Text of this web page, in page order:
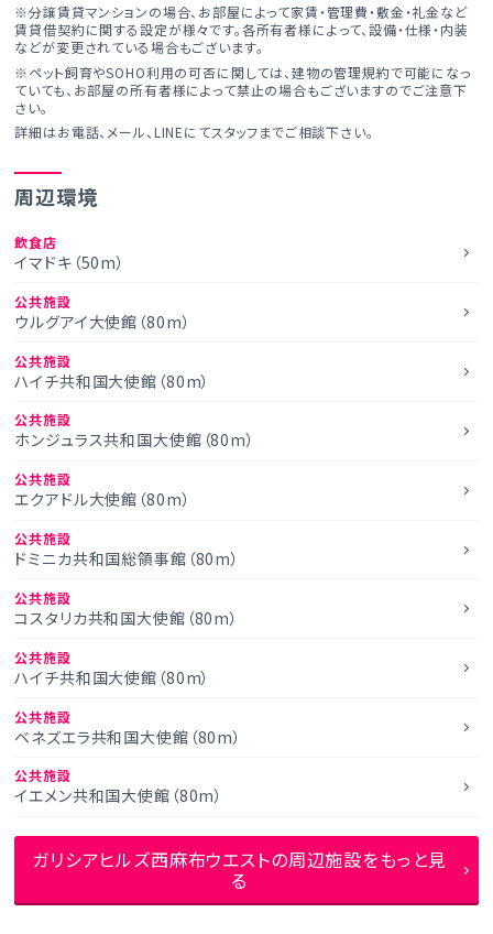
※分譲賃貸マンションの場合、お部屋によって家賃・管理費・敷金・礼金など
賃貸借契約に関する設定が様々です。各所有者様によって、設備・仕様・内装
などが変更されている場合もございます。
※ペット飼育やSOHO利用の可否に関しては、建物の管理規約で可能になっ
ていても、お部屋の所有者様によって禁止の場合もございますのでご注意下
さい。
詳細はお電話、メール、LINEにてスタッフまでご相談下さい。
周辺環境
飲食店
イマドキ（50m）
公共施設
ウルグアイ大使館（80m）
公共施設
ハイチ共和国大使館（80m）
公共施設
ホンジュラス共和国大使館（80m）
公共施設
エクアドル大使館（80m）
公共施設
ドミニカ共和国総領事館（80m）
公共施設
コスタリカ共和国大使館（80m）
公共施設
ハイチ共和国大使館（80m）
公共施設
ベネズエラ共和国大使館（80m）
公共施設
イエメン共和国大使館（80m）
ガリシアヒルズ西麻布ウエストの周辺施設をもっと見
る